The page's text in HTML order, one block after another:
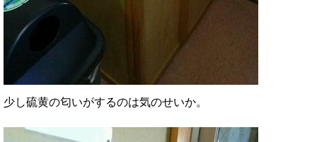
少し硫黄の匂いがするのは気のせいか。